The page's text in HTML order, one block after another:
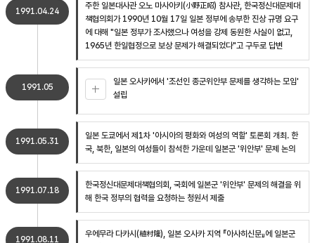
1991.04.24
주한 일본대사관 오노 마사아키(小野正昭) 참사관, 한국정신대문제대
책협의회가 1990년 10월 17일 일본 정부에 송부한 진상 규명 요구
에 대해 "일본 정부가 조사했으나 여성을 강제 동원한 사실이 없고,
1965년 한일협정으로 보상 문제가 해결되었다"고 구두로 답변
1991.05
일본 오사카에서 '조선인 종군위안부 문제를 생각하는 모임'
설립
1991.05.31
일본 도쿄에서 제1차 '아시아의 평화와 여성의 역할' 토론회 개최. 한
국, 북한, 일본의 여성들이 참석한 가운데 일본군 '위안부' 문제 논의
1991.07.18
한국정신대문제대책협의회, 국회에 일본군 '위안부' 문제의 해결을 위
해 한국 정부의 협력을 요청하는 청원서 제출
1991.08.11
우에무라 다카시(植村隆), 일본 오사카 지역 『아사히신문』에 일본군